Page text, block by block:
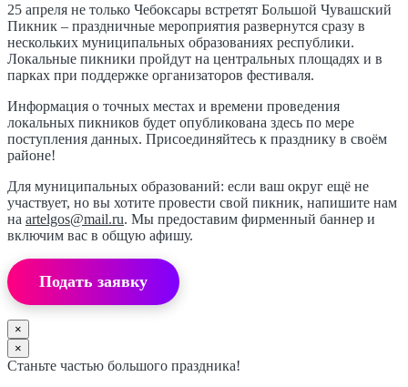
25 апреля не только Чебоксары встретят Большой Чувашский
Пикник – праздничные мероприятия развернутся сразу в
нескольких муниципальных образованиях республики.
Локальные пикники пройдут на центральных площадях и в
парках при поддержке организаторов фестиваля.
Информация о точных местах и времени проведения
локальных пикников будет опубликована здесь по мере
поступления данных. Присоединяйтесь к празднику в своём
районе!
Для муниципальных образований: если ваш округ ещё не
участвует, но вы хотите провести свой пикник, напишите нам
на artelgos@mail.ru. Мы предоставим фирменный баннер и
включим вас в общую афишу.
Подать заявку
×
×
Станьте частью большого праздника!